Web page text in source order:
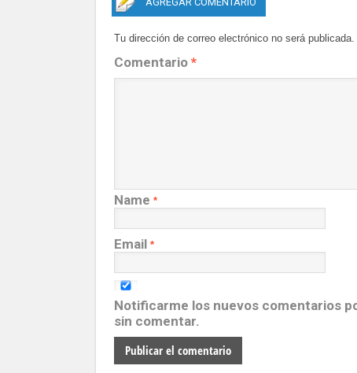
Tu dirección de correo electrónico no será publicada.
Comentario *
Name *
Email *
Notificarme los nuevos comentarios
sin comentar.